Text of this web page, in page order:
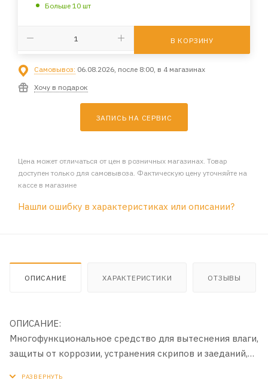
Больше 10 шт
В КОРЗИНУ
Самовывоз: 06.08.2026, после 8:00, в 4 магазинах
Хочу в подарок
ЗАПИСЬ НА СЕРВИС
Цена может отличаться от цен в розничных магазинах. Товар
доступен только для самовывоза. Фактическую цену уточняйте на
кассе в магазине
Нашли ошибку в характеристиках или описании?
ОПИСАНИЕ ХАРАКТЕРИСТИКИ ОТЗЫВЫ
ОПИСАНИЕ:
Многофункциональное средство для вытеснения влаги,
защиты от коррозии, устранения скрипов и заеданий,